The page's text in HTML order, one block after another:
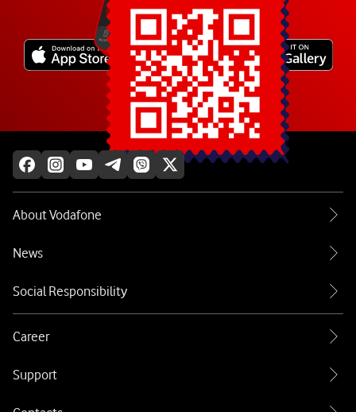
number anywhere.
Explore more
About Vodafone
News
Social Responsibility
Career
Support